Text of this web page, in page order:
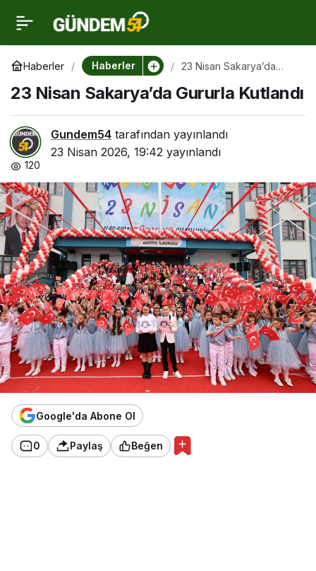
Haberler Haberler
23 Nisan Sakarya’da
23 Nisan Sakarya’da Gururla Kutlandı
Gundem54 tarafından yayınlandı
23 Nisan 2026, 19:42 yayınlandı
120
Google'da Abone Ol
0 Paylaş Beğen
23 Nisan Sakarya’da
Gururla Kutlandı